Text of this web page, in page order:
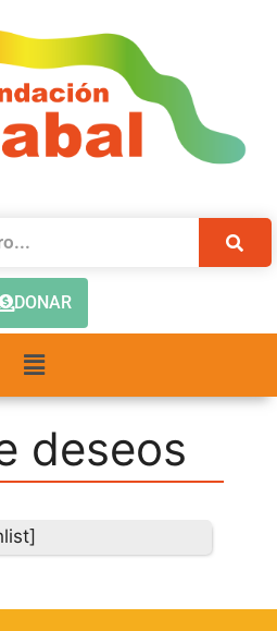
DONAR
deseos